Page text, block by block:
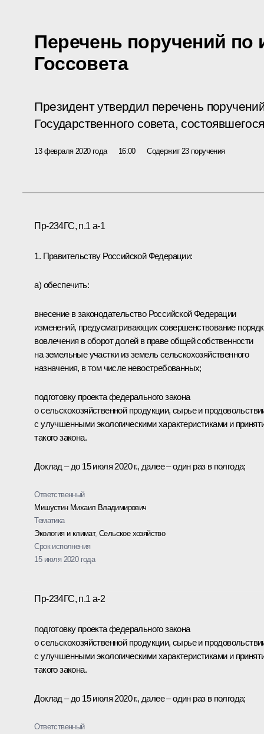
Перечень поручений по
Госсовета
Президент утвердил перечень
Государственного совета,
13 февраля 2020 года 16:00 Содержит 23 поручения
Пр-234ГС, п.1 а-1
1. Правительству Российской Федерации:
а) обеспечить:
внесение в законодательство Российской Федерации
изменений, предусматривающих совершенствование
вовлечения в оборот долей в праве общей собственности
на земельные участки из земель сельскохозяйственного
назначения, в том числе невостребованных;
подготовку проекта федерального закона
о сельскохозяйственной продукции, сырье и
с улучшенными экологическими характеристиками и
такого закона.
Доклад – до 15 июля 2020 г., далее – один раз в полгода;
Ответственный
Мишустин Михаил Владимирович
Тематика
Экология и климат,Сельское хозяйство
Срок исполнения
15 июля 2020 года
Пр-234ГС, п.1 а-2
подготовку проекта федерального закона
о сельскохозяйственной продукции, сырье и
с улучшенными экологическими характеристиками и
такого закона.
Доклад – до 15 июля 2020 г., далее – один раз в полгода;
Ответственный